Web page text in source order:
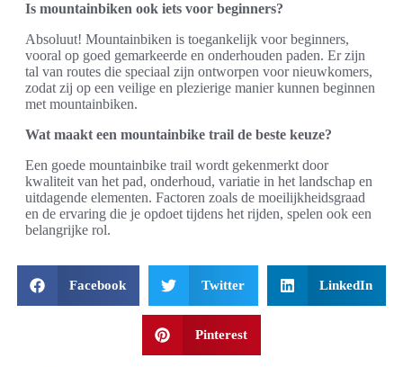
Is mountainbiken ook iets voor beginners?
Absoluut! Mountainbiken is toegankelijk voor beginners,
vooral op goed gemarkeerde en onderhouden paden. Er zijn
tal van routes die speciaal zijn ontworpen voor nieuwkomers,
zodat zij op een veilige en plezierige manier kunnen beginnen
met mountainbiken.
Wat maakt een mountainbike trail de beste keuze?
Een goede mountainbike trail wordt gekenmerkt door
kwaliteit van het pad, onderhoud, variatie in het landschap en
uitdagende elementen. Factoren zoals de moeilijkheidsgraad
en de ervaring die je opdoet tijdens het rijden, spelen ook een
belangrijke rol.
Facebook Twitter LinkedIn
Pinterest